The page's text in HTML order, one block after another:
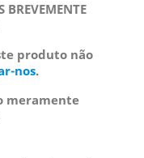
BREVEMENTE
produto não
nos.
meramente